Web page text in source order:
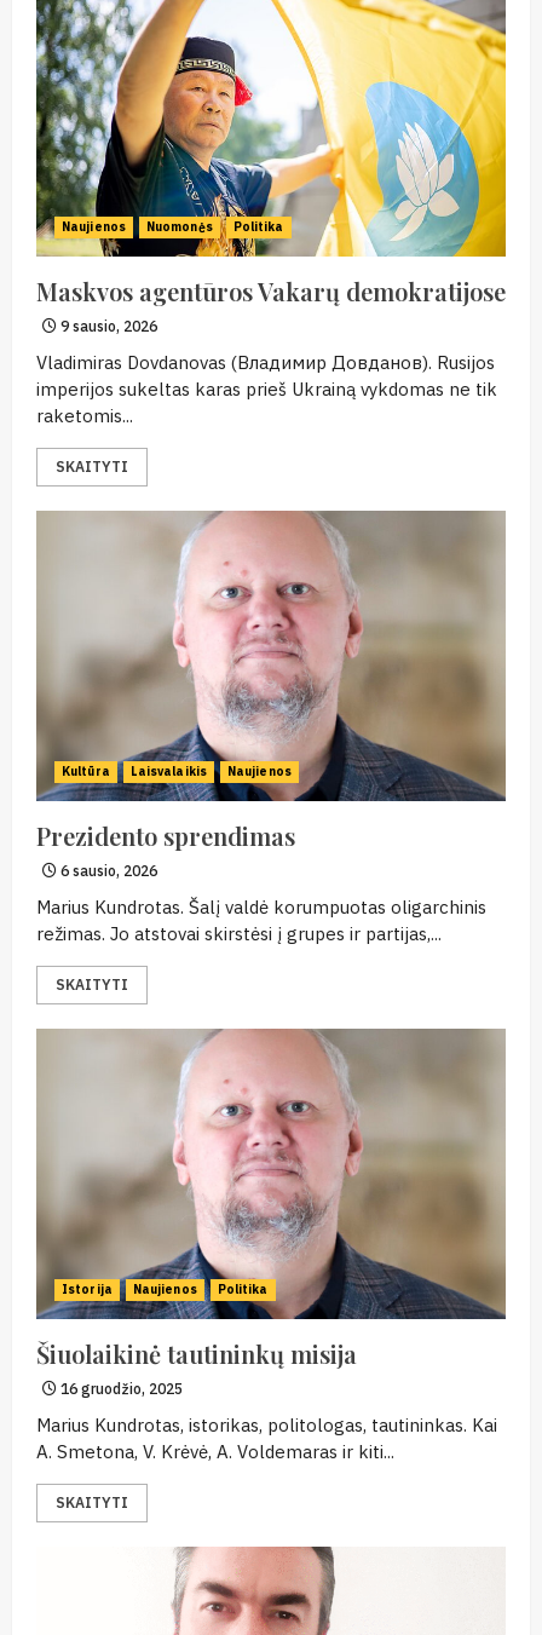
Naujienos Nuomonės Politika
Maskvos agentūros Vakarų demokratijose
9 sausio, 2026
Vladimiras Dovdanovas (Владимир Довданов). Rusijos
imperijos sukeltas karas prieš Ukrainą vykdomas ne tik
raketomis...
SKAITYTI
Kultūra Laisvalaikis Naujienos
Prezidento sprendimas
6 sausio, 2026
Marius Kundrotas. Šalį valdė korumpuotas oligarchinis
režimas. Jo atstovai skirstėsi į grupes ir partijas,...
SKAITYTI
Istorija Naujienos Politika
Šiuolaikinė tautininkų misija
16 gruodžio, 2025
Marius Kundrotas, istorikas, politologas, tautininkas. Kai
A. Smetona, V. Krėvė, A. Voldemaras ir kiti...
SKAITYTI